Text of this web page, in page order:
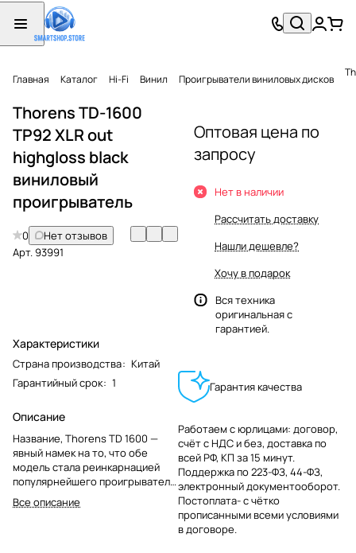
Главная Каталог Hi-Fi Винил Проигрыватели виниловых дисков
Thorens TD-1600
TP92 XLR out
highgloss black
виниловый
проигрыватель
0
Нет отзывов
Арт.93991
Характеристики
Страна производства: Китай
Гарантийный срок: 1
Описание
Название, Thorens TD 1600 —
явный намек на то, что обе
модель стала реинкарнацией
популярнейшего проигрывателя
Thorens TD 160, производство
которого было начато в 1972
Все описание
Оптовая цена по
запросу
Нет в наличии
Рассчитать доставку
Нашли дешевле?
Хочу в подарок
Вся техника
оригинальная с
гарантией.
Гарантия качества
Работаем с юрлицами: договор,
счёт с НДС и без, доставка по
всей РФ, КП за 15 минут.
Поддержка по 223-ФЗ, 44-ФЗ,
электронный документооборот.
Постоплата- с чётко
прописанными всеми условиями
в договоре.